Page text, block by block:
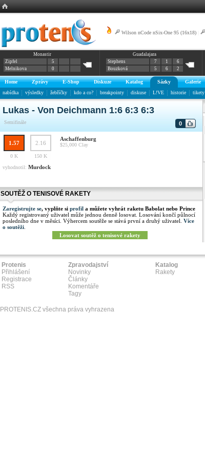
Wilson nCode nSix-One 95 (16x18)
Monastir
Zipfel
5
Melnikova
0
Guadalajara
Stephens
7 1
6
Bouzková
5 6 2
Home Zprávy E-Shop Diskuze Katalog Sázky Galerie
nabídka
výsledky žebříčky kdo a co? breakpointy diskuse L!VE historie tikety
Lukas - Von Deichmann 1:6 6:3 6:3
Semifinále 0
1.57 2.16
Aschaffenburg
$25,000 Clay
0 K
150 K
vyhodnotil: Murdock
SOUTĚŽ O TENISOVÉ RAKETY
Zaregistrujte se, vyplňte si profil a můžete vyhrát raketu Babolat nebo Prince
Každý registrovaný uživatel může jednou denně losovat. Losování končí půlnocí
posledního dne v měsíci. Výhercem soutěže se stává první a druhý uživatel. Více
o soutěži
Losovat soutěž o tenisové rakety
Protenis
Přihlášení
Registrace
RSS
Zpravodajství
Novinky
Články
Komentáře
Tagy
Katalog
Rakety
PROTENIS.CZ všechna práva vyhrazena